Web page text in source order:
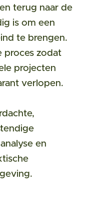
terug naar de
is om een
te brengen.
proces zodat
projecten
verlopen.
en